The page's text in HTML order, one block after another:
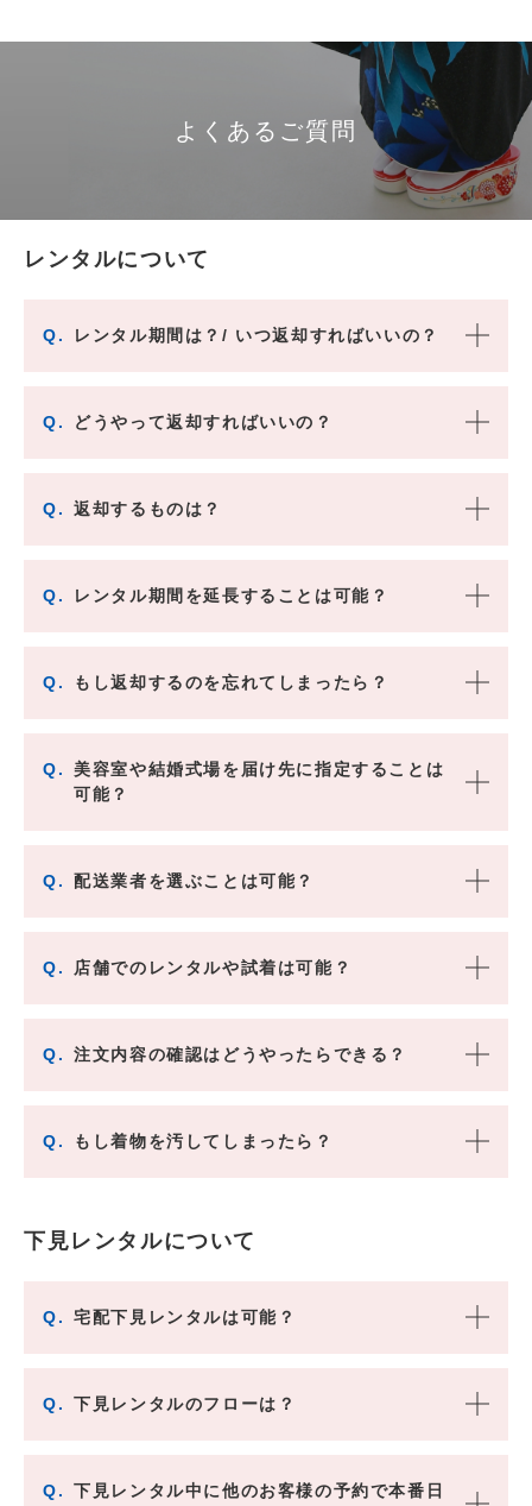
よくあるご質問
レンタルについて
Q. レンタル期間は？/ いつ返却すればいいの？
Q. どうやって返却すればいいの？
Q. 返却するものは？
Q. レンタル期間を延長することは可能？
Q. もし返却するのを忘れてしまったら？
Q.
美容室や結婚式場を届け先に指定することは
可能？
Q. 配送業者を選ぶことは可能？
Q. 店舗でのレンタルや試着は可能？
Q. 注文内容の確認はどうやったらできる？
Q. もし着物を汚してしまったら？
下見レンタルについて
Q. 宅配下見レンタルは可能？
Q. 下見レンタルのフローは？
Q.
下見レンタル中に他のお客様の予約で本番日